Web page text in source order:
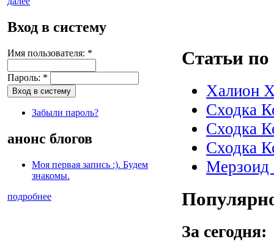
Вход в систему
Имя пользователя: *
Пароль: *
Забыли пароль?
анонс блогов
Моя первая запись :). Будем
знакомы.
подробнее
Статьи по
Халион
Сходка
Сходка
Сходка
Мерзоид
За сегодня: